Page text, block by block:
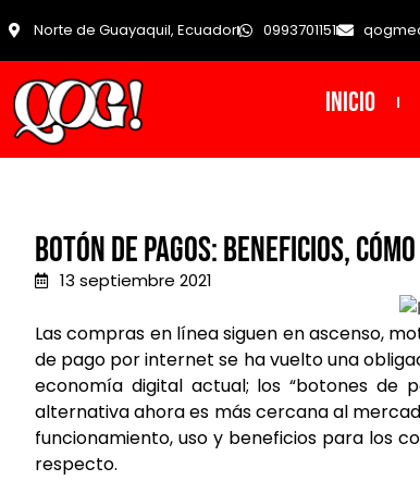
Norte de Guayaquil, Ecuador 0993701151
INICIO
Botón de pagos: beneficios,
13 septiembre 2021
Las compras en línea siguen en ascenso,
de pago por internet se ha vuelto una
economía digital actual; los “botones de
alternativa ahora es más cercana al
funcionamiento, uso y beneficios para los
respecto.